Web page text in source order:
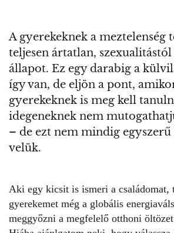
A gyerekeknek a meztelenség
teljesen ártatlan,
állapot. Ez egy darabig a
így van, de eljön a pont,
gyerekeknek is meg kell
idegeneknek nem
– de ezt nem mindig
velük.
Aki egy kicsit is ismeri a családomat,
gyerekemet még a globális
meggyőzni a megfelelő otthoni